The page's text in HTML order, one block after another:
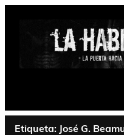
Saltar
Psychedelic, Stoner,
Etiqueta: José G.